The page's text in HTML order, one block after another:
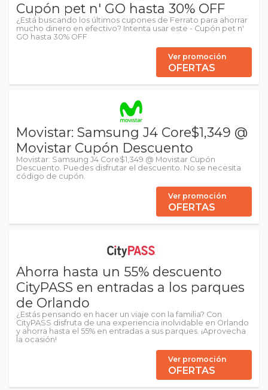
Cupón pet n' GO hasta 30% OFF
¿Está buscando los últimos cupones de Ferrato para ahorrar
mucho dinero en efectivo? Intenta usar este - Cupón pet n'
GO hasta 30% OFF
Ver promoción
OFERTAS
Movistar: Samsung J4 Core$1,349 @
Movistar Cupón Descuento
Movistar: Samsung J4 Core$1,349 @ Movistar Cupón
Descuento. Puedes disfrutar el descuento. No se necesita
código de cupón.
Ver promoción
OFERTAS
Ahorra hasta un 55% descuento
CityPASS en entradas a los parques
de Orlando
¿Estás pensando en hacer un viaje con la familia? Con
CityPASS disfruta de una experiencia inolvidable en Orlando
y ahorra hasta el 55% en entradas a sus parques. ¡Aprovecha
la ocasión!
Ver promoción
OFERTAS